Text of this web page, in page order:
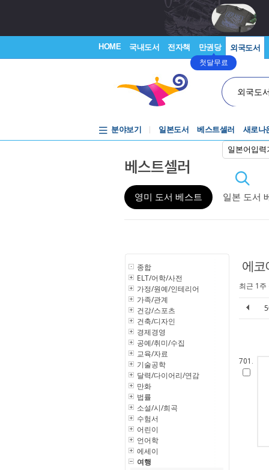
HOME 국내도서 전자책 만권당
첫달무료
외국도서
외국도
일본어입력
분야보기 일본도서 베스트셀러 새로나
베스트셀러
영미 도서 베스트 일본 도서
종합
ELT/어학/사전
가정/원예/인테리어
가족/관계
건강/스포츠
건축/디자인
경제경영
공예/취미/수집
교육/자료
기술공학
달력/다이어리/연감
만화
법률
소설/시/희곡
수험서
어린이
언어학
에세이
여행
에코
최근 1
701.